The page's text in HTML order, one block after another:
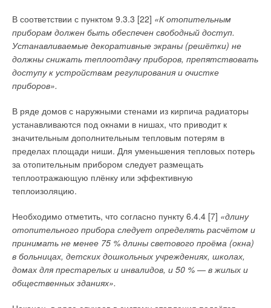
В соответствии с пунктом 9.3.3 [22] «К отопительным
приборам должен быть обеспечен свободный доступ.
Устанавливаемые декоративные экраны (решётки) не
должны снижать теплоотдачу приборов, препятствовать
доступу к устройствам регулирования и очистке
приборов».
В ряде домов с наружными стенами из кирпича радиаторы
устанавливаются под окнами в нишах, что приводит к
значительным дополнительным тепловым потерям в
пределах площади ниши. Для уменьшения тепловых потерь
за отопительным прибором следует размещать
теплоотражающую плёнку или эффективную
теплоизоляцию.
Необходимо отметить, что согласно пункту 6.4.4 [7] «длину
отопительного прибора следует определять расчётом и
принимать не менее 75 % длины светового проёма (окна)
в больницах, детских дошкольных учреждениях, школах,
домах для престарелых и инвалидов, и 50 % — в жилых и
общественных зданиях».
алгоритм управления расходом теплоносителя, причём в
двух вариантах — без учёта и с учётом характеристик
теплопотребляющего оборудования. В частности, алгоритм
управления расходом, учитывающий характеристики
теплопотребляющего оборудования, имеет следующий вид:
гдеKF— произведение коэффициента теплопередачи на
площадь поверхности эквивалентного отопительного
прибора, Вт/°С;G— расход теплоносителя для
предыдущего (базового) режима теплоснабжения, кг/с; Δ
низкотемпературного режима, кг/с;t ,tи Δ t— температура
внутреннего воздуха объекта теплоснабжения, температура
теплоносителя в подающем теплопроводе в базовом
режиме и изменение температуры теплоносителя при
низкотемпературном теплоснабжении, соответственно, °C;
— удельная теплоёмкость теплоносителя, кДж/(кг-К);
— необходимый расход теплоносителя при новом режиме
Для устранения недостатков предыдущей системы и
дальнейшего совершенствования технологий
комбинированного теплоснабжения предложены
комбинированные теплофикационные системы, с
параллельным включением централизованных и местных
пиковых теплоисточников [7, 8], которые при понижении
давления или температуры ниже установленного уровня
позволяют гидравлически изолировать местные системы
теплоснабжения от централизованной. Изменение пиковой
тепловой нагрузки в таких системах производится путём
местного количественного регулирования у каждого из
абонентов за счёт изменения расхода сетевой воды,
циркулирующей через автономные пиковые источники
теплоты и местные системы абонентов. При аварийной
ситуации местный пиковый источник теплоты может
использоваться в качестве базового, и циркуляция сетевой
воды через него и местную систему теплоснабжения
осуществляется с помощью циркуляционного насоса.
Анализ надёжности систем теплоснабжения проводят с
позиций способности выполнения ими заданных функций.
Способность теплофикационной системы выполнять
соответствующими уровнями мощности, производительности